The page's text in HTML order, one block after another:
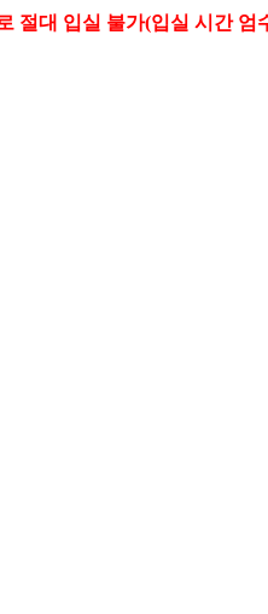
절대 입실 불가(입실 시간 엄